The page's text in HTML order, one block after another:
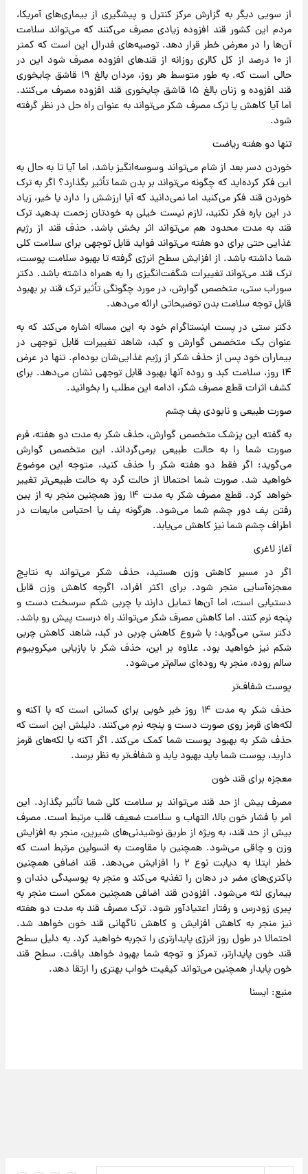
از سویی دیگر به گزارش مرکز کنترل و پیشگیری از بیماری‌های آمریکا،
مردم این کشور قند افزوده زیادی مصرف می‌کنند که می‌تواند سلامت
آن‌ها را در معرض خطر قرار دهد. توصیه‌های فدرال این است که کمتر
از ۱۰ درصد از کل کالری روزانه از قندهای افزوده مصرف شود این در
حالی است که. به طور متوسط هر روز، مردان بالغ ۱۹ قاشق چایخوری
قند افزوده و زنان بالغ ۱۵ قاشق چایخوری قند افزوده مصرف می‌کنند.
اما آیا کاهش یا ترک مصرف شکر می‌تواند به عنوان راه حل در نظر گرفته
شود.
تنها دو هفته ریاضت
خوردن دسر بعد از شام می‌تواند وسوسه‌انگیز باشد، اما آیا تا به حال به
این فکر کرده‌اید که چگونه می‌تواند بر بدن شما تأثیر بگذارد؟ اگر به ترک
خوردن قند فکر می‌کنید اما نمی‌دانید که آیا ارزشش را دارد یا خیر، زیاد
در این باره فکر نکنید، لازم نیست خیلی به خودتان زحمت بدهید ترک
قند به مدت محدود هم می‌تواند اثر بخش باشد. حذف قند از رژیم
غذایی حتی برای دو هفته می‌تواند فواید قابل توجهی برای سلامت کلی
شما داشته باشد. از افزایش سطح انرژی گرفته تا بهبود سلامت پوست،
ترک قند می‌تواند تغییرات شگفت‌انگیزی را به همراه داشته باشد. دکتر
سوراب ستی، متخصص گوارش، در مورد چگونگی تأثیر ترک قند بر بهبود
قابل توجه سلامت بدن توضیحاتی ارائه می‌دهد.
دکتر ستی در پست اینستاگرام خود به این مساله اشاره می‌کند که به
عنوان یک متخصص گوارش و کبد، شاهد تغییرات قابل توجهی در
بیماران خود پس از حذف شکر از رژیم غذایی‌شان بوده‌ام. تنها در عرض
۱۴ روز، سلامت کبد و روده آنها بهبود قابل توجهی نشان می‌دهد. برای
کشف اثرات قطع مصرف شکر، ادامه این مطلب را بخوانید.
صورت طبیعی و نابودی پف چشم
به گفته‌ این پزشک متخصص گوارش، حذف شکر به مدت دو هفته، فرم
صورت شما را به حالت طبیعی برمی‌گرداند. این متخصص گوارش
می‌گوید: اگر فقط دو هفته شکر را حذف کنید، متوجه این موضوع
خواهید شد. صورت شما احتمالا از حالت گرد به حالت طبیعی‌تر تغییر
خواهد کرد. قطع مصرف شکر به مدت ۱۴ روز همچنین منجر به از بین
رفتن پف دور چشم شما می‌شود. هرگونه پف یا احتباس مایعات در
اطراف چشم شما نیز کاهش می‌یابد.
آغاز لاغری
اگر در مسیر کاهش وزن هستید، حذف شکر می‌تواند به نتایج
معجزه‌آسایی منجر شود. برای اکثر افراد، اگرچه کاهش وزن قابل
دستیابی است، اما آن‌ها تمایل دارند با چربی شکم سرسخت دست و
پنجه نرم کنند. اما کاهش مصرف شکر می‌تواند راه درست پیش رو باشد.
دکتر ستی می‌گوید: با شروع کاهش چربی در کبد، شاهد کاهش چربی
شکم نیز خواهید بود. علاوه بر این، حذف شکر با بازیابی میکروبیوم
سالم روده، منجر به روده‌ای سالم‌تر می‌شود.
پوست شفاف‌تر
حذف شکر به مدت ۱۴ روز خبر خوبی برای کسانی است که با آکنه و
لکه‌های قرمز روی صورت دست و پنجه نرم می‌کنند. دلیلش این است که
حذف شکر به بهبود پوست شما کمک می‌کند. اگر آکنه یا لکه‌های قرمز
دارید، پوست شما باید بهبود یابد و شفاف‌تر به نظر برسد.
معجزه برای قند خون
مصرف بیش از حد قند می‌تواند بر سلامت کلی شما تأثیر بگذارد. این
امر با فشار خون بالا، التهاب و سلامت ضعیف قلب مرتبط است. مصرف
بیش از حد قند، به ویژه از طریق نوشیدنی‌های شیرین، منجر به افزایش
وزن و چاقی می‌شود. همچنین با مقاومت به انسولین مرتبط است که
خطر ابتلا به دیابت نوع ۲ را افزایش می‌دهد. قند اضافی همچنین
باکتری‌های مضر در دهان را تغذیه می‌کند و منجر به پوسیدگی دندان و
بیماری لثه می‌شود. افزودن قند اضافی همچنین ممکن است منجر به
پیری زودرس و رفتار اعتیادآور شود. ترک مصرف قند به مدت دو هفته
نیز منجر به کاهش افزایش و کاهش ناگهانی قند خون خواهد شد.
احتمالا در طول روز انرژی پایدارتری را تجربه خواهید کرد. به دلیل سطح
قند خون پایدارتر، تمرکز و توجه شما بهبود خواهد یافت. سطح قند
خون پایدار همچنین می‌تواند کیفیت خواب بهتری را ارتقا دهد.
منبع: ایسنا